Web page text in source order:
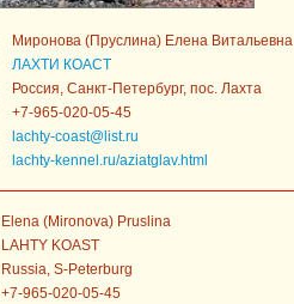
Миронова (Пруслина) Елена Витальевна
ЛАХТИ КОАСТ
Россия, Санкт-Петербург, пос. Лахта
+7-965-020-05-45
lachty-coast@list.ru
lachty-kennel.ru/aziatglav.html
Elena (Mironova) Pruslina
LAHTY KOAST
Russia, S-Peterburg
+7-965-020-05-45